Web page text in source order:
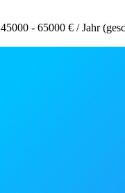
45000 - 65000 € / Jahr